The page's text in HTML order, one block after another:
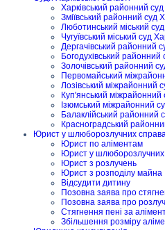
Харківський районний суд
Зміївський районний суд
Люботинський міський суд
Чугуївський міський суд
Дергачівський районний
Богодухівський районний
Золочівський районний
Первомайський
Лозівський міжрайонний
Куп'янський міжрайонний
Ізюмський міжрайонний
Балаклійський районний
Красноградський
Юрист у шлюборозлучних
Юрист по аліментам
Юрист у шлюборозлучних
Юрист з розлучень
Юрист з розподілу майна
Відсудити дитину
Позовна заява про
Позовна заява про
Стягнення пені за
Збільшення розміру